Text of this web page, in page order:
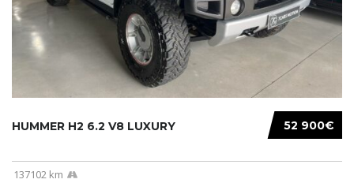
52 900€
HUMMER H2 6.2 V8 LUXURY
137102 km